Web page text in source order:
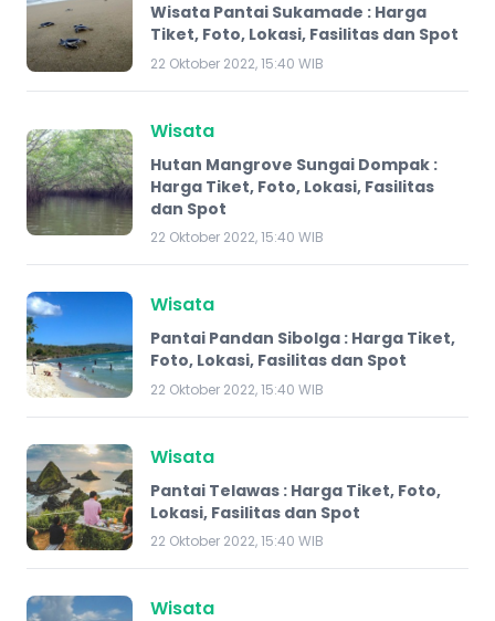
Wisata Pantai Sukamade : Harga
Tiket, Foto, Lokasi, Fasilitas dan Spot
22 Oktober 2022, 15:40 WIB
Wisata
Hutan Mangrove Sungai Dompak :
Harga Tiket, Foto, Lokasi, Fasilitas
dan Spot
22 Oktober 2022, 15:40 WIB
Wisata
Pantai Pandan Sibolga : Harga Tiket,
Foto, Lokasi, Fasilitas dan Spot
22 Oktober 2022, 15:40 WIB
Wisata
Pantai Telawas : Harga Tiket, Foto,
Lokasi, Fasilitas dan Spot
22 Oktober 2022, 15:40 WIB
Wisata